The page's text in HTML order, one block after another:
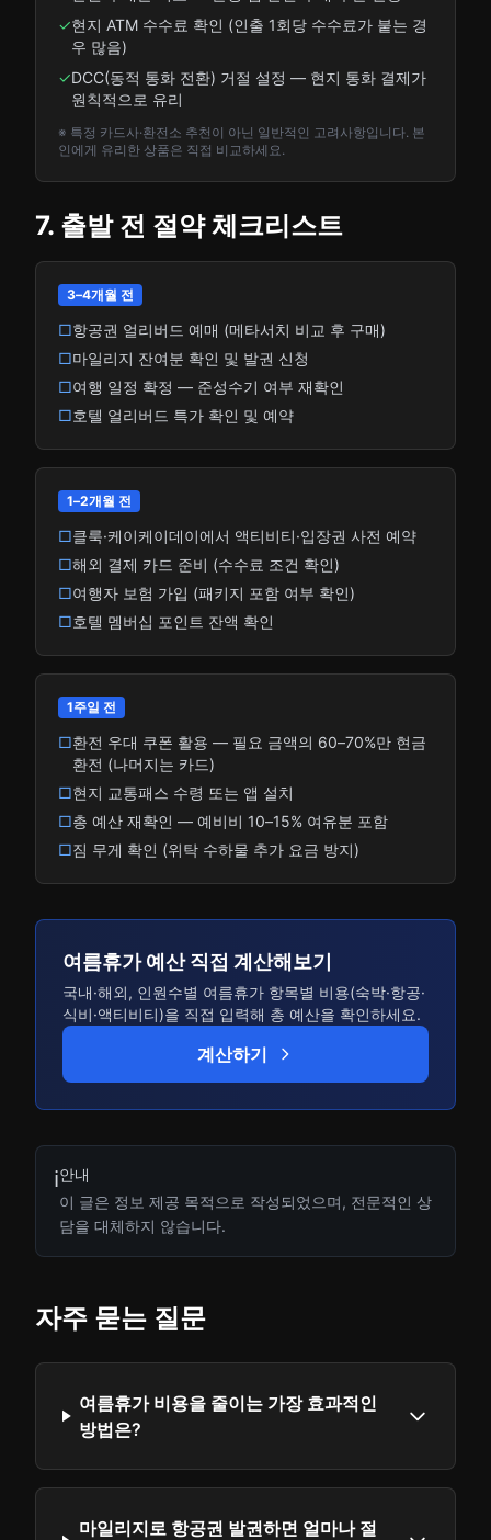
✓현지 ATM 수수료 확인 (인출 1회당 수수료가 붙는 경
우 많음)
✓DCC(동적 통화 전환) 거절 설정 — 현지 통화 결제가
원칙적으로 유리
※ 특정 카드사·환전소 추천이 아닌 일반적인 고려사항입니다. 본
인에게 유리한 상품은 직접 비교하세요.
7. 출발 전 절약 체크리스트
3–4개월 전
□항공권 얼리버드 예매 (메타서치 비교 후 구매)
□마일리지 잔여분 확인 및 발권 신청
□여행 일정 확정 — 준성수기 여부 재확인
□호텔 얼리버드 특가 확인 및 예약
1–2개월 전
□클룩·케이케이데이에서 액티비티·입장권 사전 예약
□해외 결제 카드 준비 (수수료 조건 확인)
□여행자 보험 가입 (패키지 포함 여부 확인)
□호텔 멤버십 포인트 잔액 확인
1주일 전
□환전 우대 쿠폰 활용 — 필요 금액의 60–70%만 현금
환전 (나머지는 카드)
□현지 교통패스 수령 또는 앱 설치
□총 예산 재확인 — 예비비 10–15% 여유분 포함
□짐 무게 확인 (위탁 수하물 추가 요금 방지)
여름휴가 예산 직접 계산해보기
국내·해외, 인원수별 여름휴가 항목별 비용(숙박·항공·
식비·액티비티)을 직접 입력해 총 예산을 확인하세요.
계산하기
ℹ️안내
이 글은 정보 제공 목적으로 작성되었으며, 전문적인 상
담을 대체하지 않습니다.
자주 묻는 질문
여름휴가 비용을 줄이는 가장 효과적인
방법은?
마일리지로 항공권 발권하면 얼마나 절